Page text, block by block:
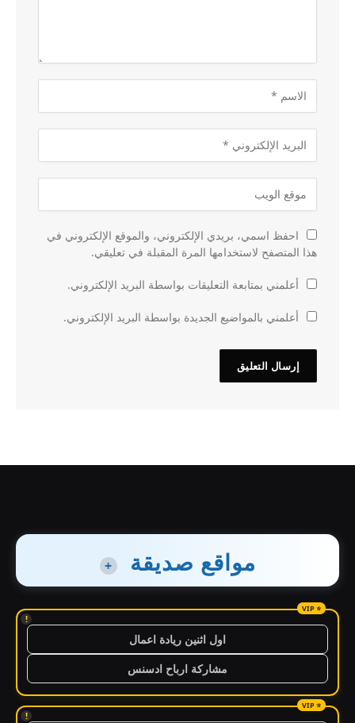
احفظ اسمي، بريدي الإلكتروني، والموقع الإلكتروني في
هذا المتصفح لاستخدامها المرة المقبلة في تعليقي.
أعلمني بمتابعة التعليقات بواسطة البريد الإلكتروني.
أعلمني بالمواضيع الجديدة بواسطة البريد الإلكتروني.
مواقع صديقة +
!
اول اثنين ريادة اعمال
مشاركة ارباح ادسنس
!